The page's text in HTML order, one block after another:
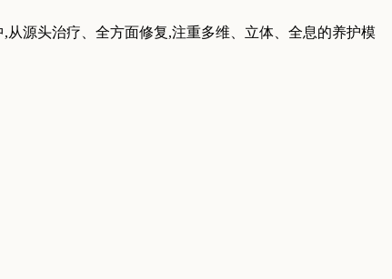
源头治疗、全方面修复,注重多维、立体、全息的养护模